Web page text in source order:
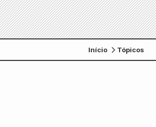
Início Tópicos